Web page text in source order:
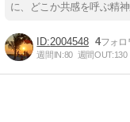
に、どこか共感を呼ぶ精神
2004548 4
週間IN:80 週間OUT:130